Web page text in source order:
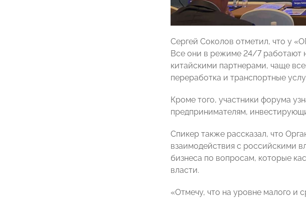
Сергей Соколов отметил, что у
Все они в режиме 24/7 работают
китайскими партнерами, чаще
переработка и транспортные
Кроме того, участники форума
предпринимателям,
Спикер также рассказал, что
взаимодействия с российскими
бизнеса по вопросам, которые
власти.
«Отмечу, что на уровне малого и